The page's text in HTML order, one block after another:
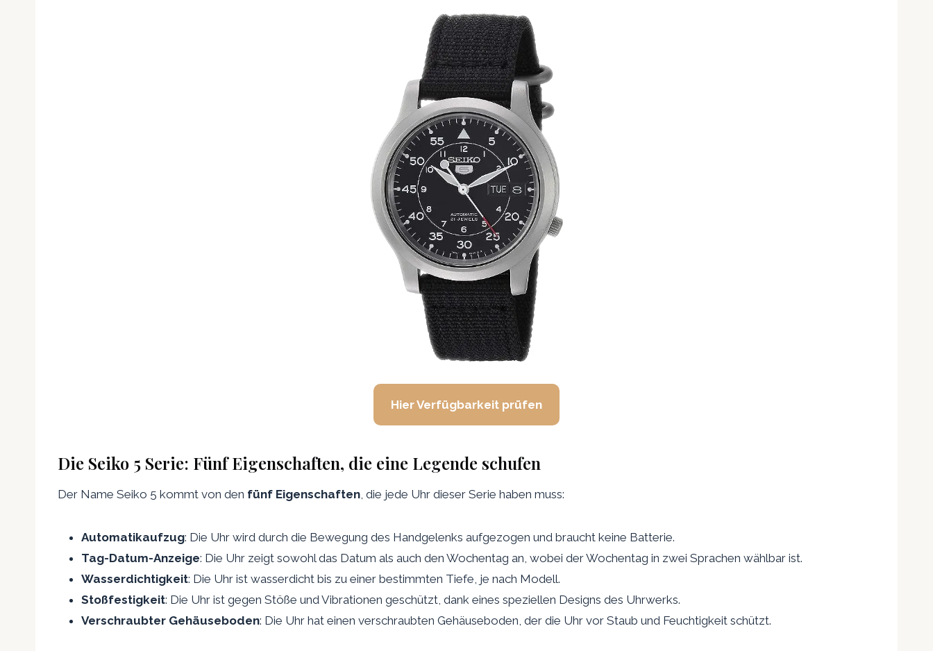
Hier Verfügbarkeit prüfen
Die Seiko 5 Serie: Fünf Eigenschaften, die eine Legende schufen
Der Name Seiko 5 kommt von den fünf Eigenschaften, die jede Uhr dieser Serie haben muss:
Automatikaufzug: Die Uhr wird durch die Bewegung des Handgelenks aufgezogen und braucht keine Batterie.
Tag-Datum-Anzeige: Die Uhr zeigt sowohl das Datum als auch den Wochentag an, wobei der Wochentag in zwei Sprachen wählbar ist.
Wasserdichtigkeit: Die Uhr ist wasserdicht bis zu einer bestimmten Tiefe, je nach Modell.
Stoßfestigkeit: Die Uhr ist gegen Stöße und Vibrationen geschützt, dank eines speziellen Designs des Uhrwerks.
Verschraubter Gehäuseboden: Die Uhr hat einen verschraubten Gehäuseboden, der die Uhr vor Staub und Feuchtigkeit schützt.